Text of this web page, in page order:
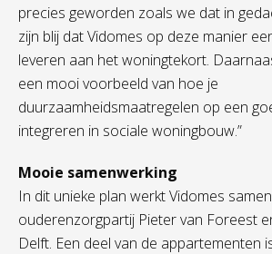
precies geworden zoals we dat in
zijn blij dat Vidomes op deze manier
leveren aan het woningtekort.
een mooi voorbeeld van hoe je
duurzaamheidsmaatregelen op een
integreren in sociale woningbouw.”
Mooie samenwerking
In dit unieke plan werkt Vidomes
ouderenzorgpartij Pieter van Foreest
Delft. Een deel van de appartementen